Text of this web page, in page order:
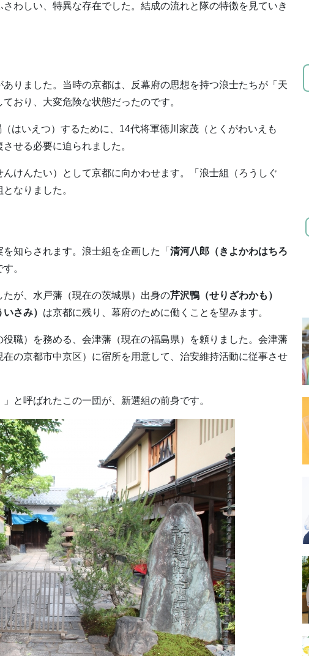
わしい、特異な存在でした。結成の流れと隊の特徴を見ていき
りました。当時の京都は、反幕府の思想を持つ浪士たちが「天
おり、大変危険な状態だったのです。
はいえつ）するために、14代将軍徳川家茂（とくがわいえも
せる必要に迫られました。
けんたい）として京都に向かわせます。「浪士組（ろうしぐ
なりました。
知らされます。浪士組を企画した「 清河八郎（きよかわはちろ
。
が、水戸藩（現在の茨城県）出身の芹沢鴨（せりざわかも）
さみ） は京都に残り、幕府のために働くことを望みます。
職）を務める、会津藩（現在の福島県）を頼りました。会津藩
の京都市中京区）に宿所を用意して、治安維持活動に従事させ
と呼ばれたこの一団が、新選組の前身です。